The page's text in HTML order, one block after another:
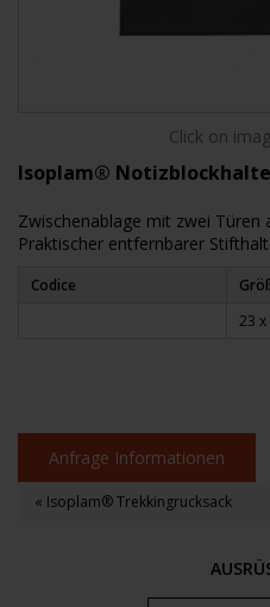
Click on
Isoplam®
Zwischenablage mit zwei Türen
Praktischer entfernbarer
Codice
23 x
Anfrage Informationen
« Isoplam® Trekkingrucksack